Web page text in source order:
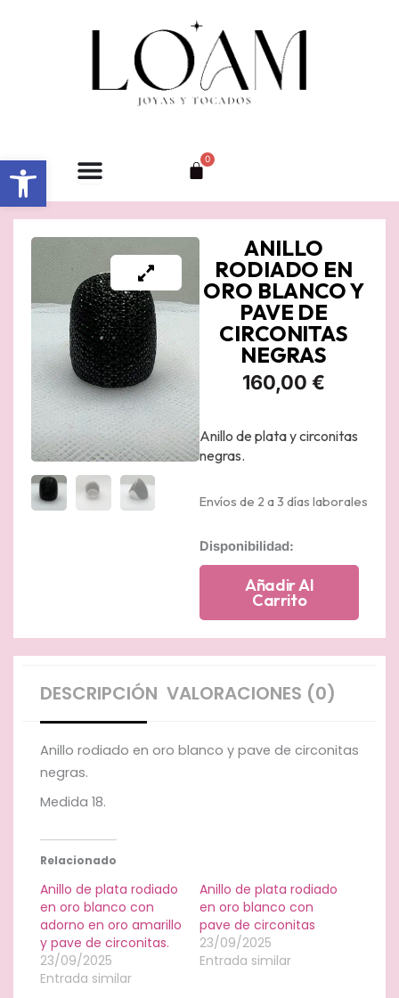
Abrir barra de herramientas 0
Carrito
ANILLO
RODIADO EN
ORO BLANCO Y
PAVE DE
CIRCONITAS
NEGRAS
160,00 €
Anillo de plata y circonitas
negras.
Envíos de 2 a 3 días laborales
Disponibilidad:
Anillo
blanco
circonitas
negras
Añadir Al
Carrito
DESCRIPCIÓN VALORACIONES (0)
Anillo rodiado en oro blanco y pave de circonitas
negras.
Medida 18.
Relacionado
Anillo de plata rodiado
en oro blanco con
adorno en oro amarillo
y pave de circonitas.
23/09/2025
Entrada similar
Anillo de plata rodiado
en oro blanco con
pave de circonitas
23/09/2025
Entrada similar